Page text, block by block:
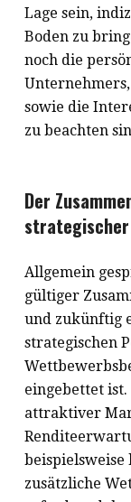
Lage sein,
Boden zu
noch die
sowie die
zu beachten
Der
Allgemein
gültiger
und zukünftig
strategischen
eingebettet
attraktiver
beispielsweise
zusätzliche